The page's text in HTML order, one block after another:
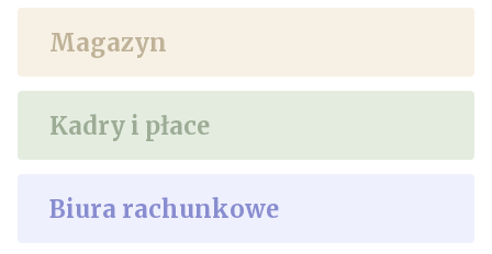
Magazyn
Kadry i płace
Biura rachunkowe